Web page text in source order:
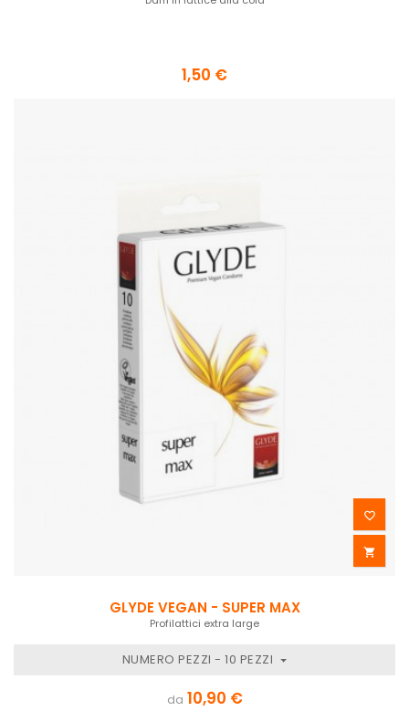
1,50 €


GLYDE VEGAN - SUPER MAX
Profilattici extra large
NUMERO PEZZI - 10 PEZZI
da 10,90 €